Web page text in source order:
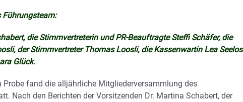
Führungsteam:
die Stimmvertreterin und PR-Beauftragte Steffi Schäfer, die
der Stimmvertreter Thomas Loosli, die Kassenwartin Lea Seelos
Glück.
Probe fand die alljährliche Mitgliederversammlung des
Nach den Berichten der Vorsitzenden Dr. Martina Schabert, der